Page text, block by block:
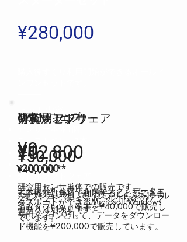
¥280,000
​セット内容
チェストベルト
タブレット端末1 台
研究用ウェブ
分析用ソフトウェア
CALM.センサー
¥12,800
研究用センサ単体での販売です。
ゲルパッド、チェストベルトなどのアク
セサリは別売りです。
研究用アプリ
¥0
¥40,000 *
*オプションとして、アプリインストール
済みタブレット端末を¥40,000で販売し
ています。
研究用ウェブ
¥0
¥200,000 *
​基本機能は無料で利用することができま
す。
*オプションとして、データをダウンロー
ド機能を¥200,000で販売しています。
分析ソフトウェア
¥50,000
データ分析とフィルタリング、データエ
クスポートができるMicrosoft Windows
専用ソフトです。